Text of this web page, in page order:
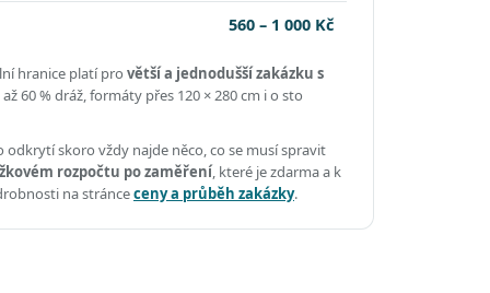
560 – 1 000 Kč
hranice platí pro větší a jednodušší zakázku s
60 % dráž, formáty přes 120 × 280 cm i o sto
skoro vždy najde něco, co se musí spravit
rozpočtu po zaměření, které je zdarma a k
na stránceceny a průběh zakázky.